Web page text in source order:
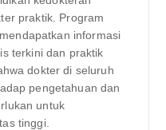
praktik. Program
informasi
terkini dan praktik
dokter di seluruh
pengetahuan dan
untuk
tinggi.